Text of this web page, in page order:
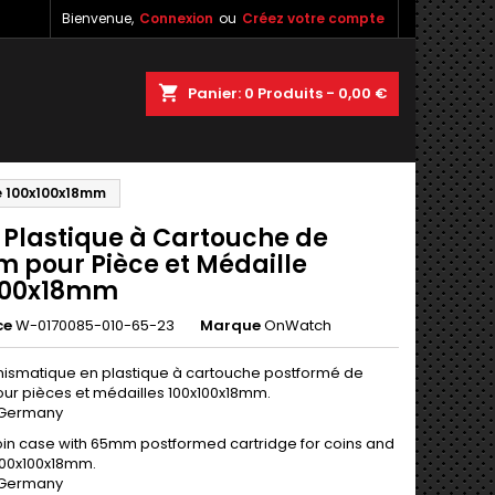
Bienvenue, Connexion ou Créez votre compte
shopping_cart Panier: 0 Produits - 0,00 €
Plastique à Cartouche de
pour Pièce et Médaille
W-0170085-010-65-23 MarqueOnWatch
en plastique à cartouche postformé de
pièces et médailles 100x100x18mm.
case with 65mm postformed cartridge for coins and